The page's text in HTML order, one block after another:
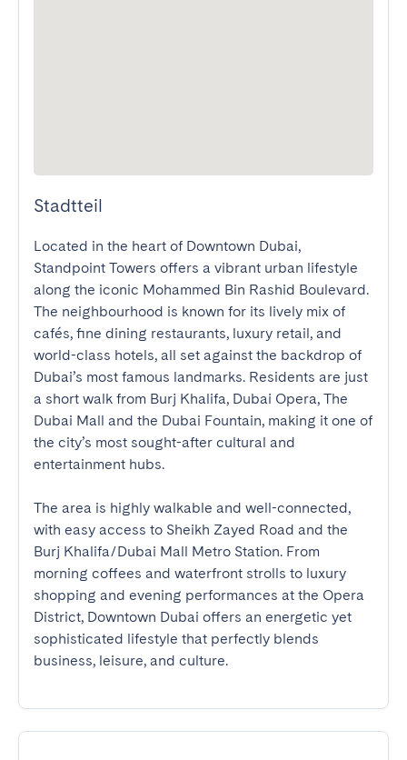
Stadtteil
Located in the heart of Downtown Dubai,
Standpoint Towers offers a vibrant urban lifestyle
along the iconic Mohammed Bin Rashid Boulevard.
The neighbourhood is known for its lively mix of
cafés, fine dining restaurants, luxury retail, and
world-class hotels, all set against the backdrop of
Dubai’s most famous landmarks. Residents are just
a short walk from Burj Khalifa, Dubai Opera, The
Dubai Mall and the Dubai Fountain, making it one of
the city’s most sought-after cultural and
entertainment hubs.
The area is highly walkable and well-connected,
with easy access to Sheikh Zayed Road and the
Burj Khalifa/Dubai Mall Metro Station. From
morning coffees and waterfront strolls to luxury
shopping and evening performances at the Opera
District, Downtown Dubai offers an energetic yet
sophisticated lifestyle that perfectly blends
business, leisure, and culture.